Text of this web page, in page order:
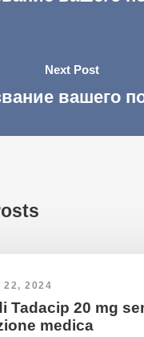
Next Post
вашего
22, 2024
Tadacip 20 mg
medica